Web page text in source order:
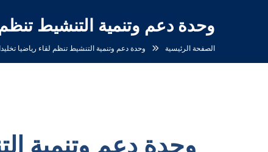
وحدة دعم وتنمية التنشيط تنظم
الصفحة الرئيسية وحدة دعم وتنمية التنشيط تنظم لقاء رياضيا تخليدا
وحدة دعم وتنمية